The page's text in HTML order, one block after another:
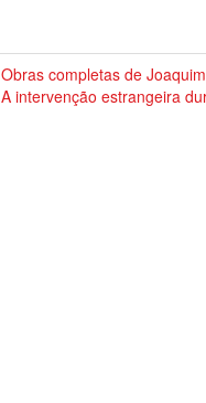
Obras completas de
A intervenção estrangeira